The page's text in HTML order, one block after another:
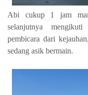
Abi cukup 1 jam
selanjutnya
pembicara dari
sedang asik bermain.